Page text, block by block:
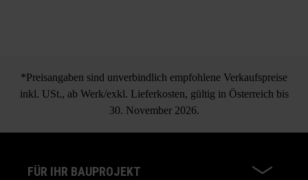
*Preisangaben sind unverbindlich empfohlene Verkaufspreise
inkl. USt., ab Werk/exkl. Lieferkosten, gültig in Österreich bis
30. November 2026.
FÜR IHR BAUPROJEKT